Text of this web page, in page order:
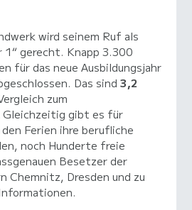
wird seinem Ruf als
1“ gerecht. Knapp 3.300
für das neue Ausbildungsjahr
Das sind3,2
zum
Gleichzeitig gibt es für
Ferien ihre berufliche
noch Hunderte freie
Besetzer der
Chemnitz, Dresden und zu